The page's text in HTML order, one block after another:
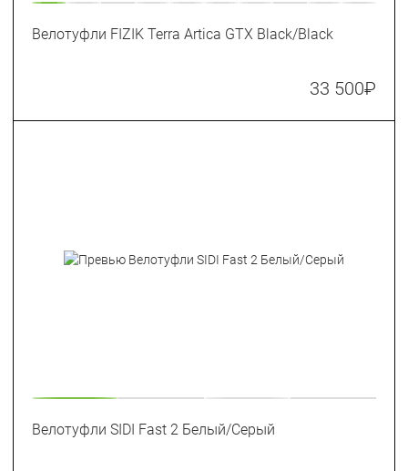
Велотуфли FIZIK Terra Artica GTX Black/Black
33 500₽
Велотуфли SIDI Fast 2 Белый/Серый